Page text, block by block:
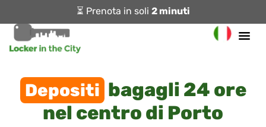
⏳ Prenota in soli 2 minuti
Depositi bagagli 24 ore
nel centro di Porto